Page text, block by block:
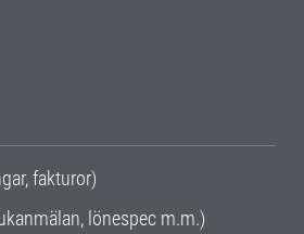
fakturor)
lönespec m.m.)